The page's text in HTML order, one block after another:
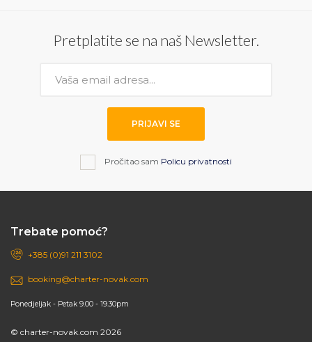
Pretplatite se na naš Newsletter.
PRIJAVI SE
Pročitao sam Policu privatnosti
Trebate pomoć?
+385 (0)91 211 3102
booking@charter-novak.com
Ponedjeljak - Petak 9.00 - 19.30pm
© charter-novak.com 2026